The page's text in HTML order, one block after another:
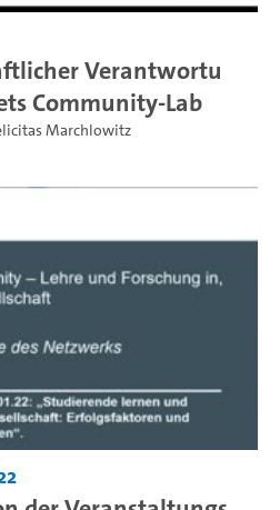
Verantwortu
Community-Lab
Marchlowitz